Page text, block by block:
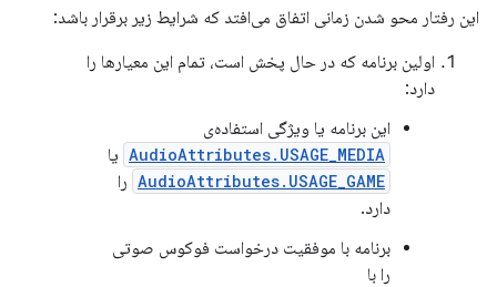
این رفتار محو شدن زمانی اتفاق می‌افتد که شرایط زیر برقرار باشد:
اولین برنامه که در حال پخش است، تمام این معیارها را
دارد:
این برنامه یا ویژگی استفاده‌ی
AudioAttributes.USAGE_MEDIA یا
AudioAttributes.USAGE_GAME را
دارد.
برنامه با موفقیت درخواست فوکوس صوتی
را با